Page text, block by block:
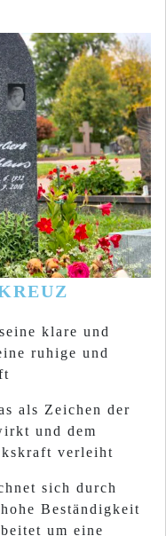
klare und
ruhige und
als Zeichen der
und dem
verleiht
sich durch
Beständigkeit
um eine